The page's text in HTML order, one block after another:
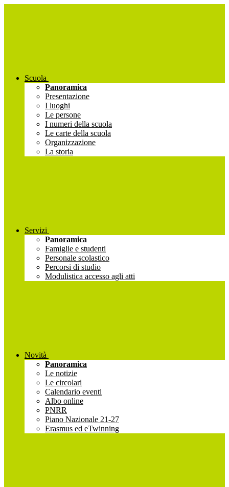
Scuola
Panoramica
Presentazione
I luoghi
Le persone
I numeri della scuola
Le carte della scuola
Organizzazione
La storia
Servizi
Panoramica
Famiglie e studenti
Personale scolastico
Percorsi di studio
Modulistica accesso agli atti
Novità
Panoramica
Le notizie
Le circolari
Calendario eventi
Albo online
PNRR
Piano Nazionale 21-27
Erasmus ed eTwinning